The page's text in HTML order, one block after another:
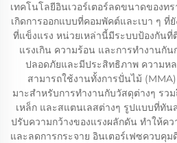
เทคโนโลยีอินเวอร์เตอร์ลดขนาดของท
เกิดการออกแบบที่คอมพัคต์และเบา ๆ ที่
ที่แข็งแรง หน่วยเหล่านี้มีระบบป้องกันที่
แรงเกิน ความร้อน และการทํางานกั
ปลอดภัยและมีประสิทธิภาพ ความห
สามารถใช้งานทั้งการปั่นไม้
มาะสําหรับการทํางานกับวัสดุต่างๆ รว
เหล็ก และสแตนเลสต่างๆ รูปแบบที่ทัน
ปรับความกว้างของแรงผลักดัน ทําให้คว
และลดการกระจาย อินเตอร์เฟซควบคุม